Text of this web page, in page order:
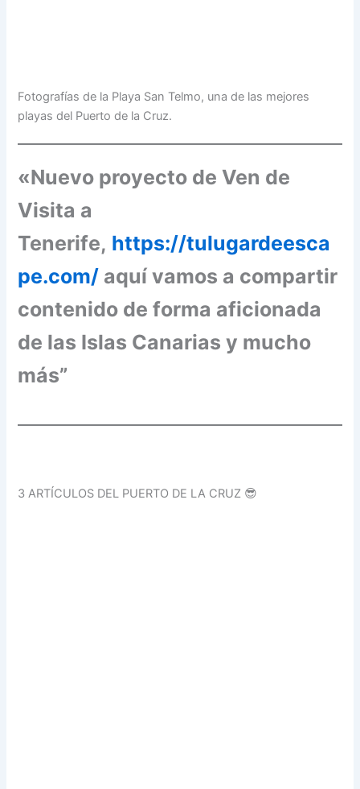
Fotografías de la Playa San Telmo, una de las mejores
playas del Puerto de la Cruz.
«Nuevo proyecto de Ven de
Visita a
Tenerife, https://tulugardeesca
pe.com/ aquí vamos a compartir
contenido de forma aficionada
de las Islas Canarias y mucho
más”
3 ARTÍCULOS DEL PUERTO DE LA CRUZ 😎